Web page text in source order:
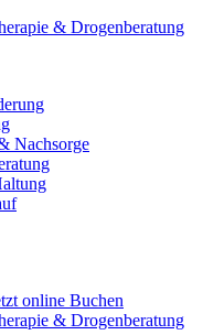
Nachsorge
online Buchen